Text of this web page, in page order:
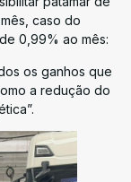
caso do
0,99% ao mês:
os ganhos que
a redução do